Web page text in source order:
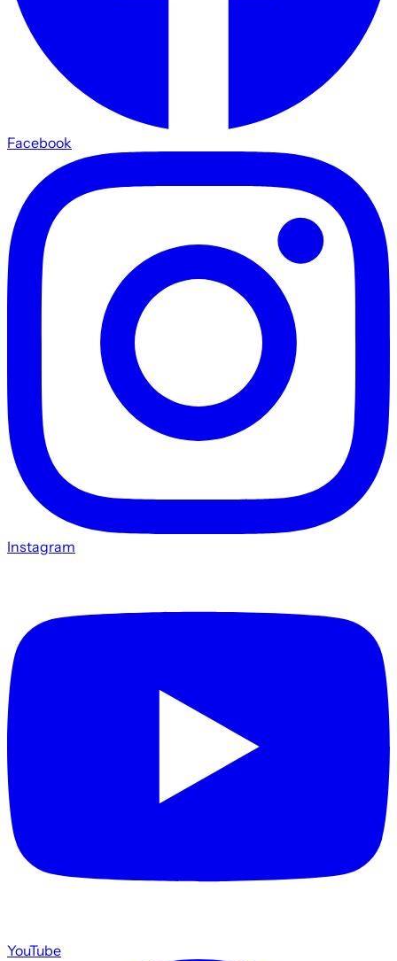
Facebook
Instagram
YouTube